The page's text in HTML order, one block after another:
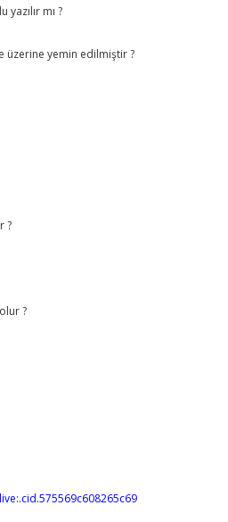
mı ?
üzerine yemin edilmiştir ?
?
?